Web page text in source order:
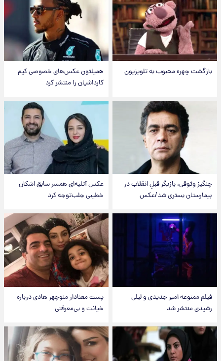
بازگشت چهره محبوب به تلویزیون
همیلتون عکس‌های خصوصی کیم‌
کارداشیان را منتشر کرد
چنگیز وثوقی، بازیگر قبلِ انقلاب در
بیمارستان بستری شد/عکس
عکس‌ آتلیه‌ای همسر سابق اشکان
خطیبی جلب‌توجه کرد
فیلم ممنوعه امیر جدیدی و لیلی
رشیدی منتشر شد
پست معنادار منوچهر هادی درباره
خیانت و بی‌معرفتی